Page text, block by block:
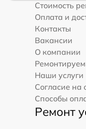
Стоимость
Оплата и
Контакты
Вакансии
О компании
Наши услуги
Согласие на
Способы
Ремонт